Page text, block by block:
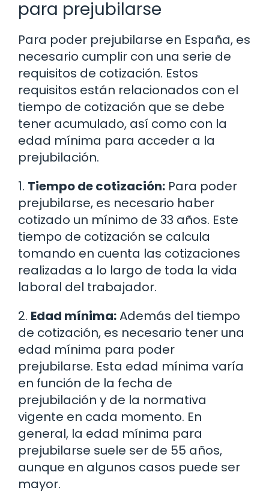
para prejubilarse
Para poder prejubilarse en España, es
necesario cumplir con una serie de
requisitos de cotización. Estos
requisitos están relacionados con el
tiempo de cotización que se debe
tener acumulado, así como con la
edad mínima para acceder a la
prejubilación.
1. Tiempo de cotización: Para poder
prejubilarse, es necesario haber
cotizado un mínimo de 33 años. Este
tiempo de cotización se calcula
tomando en cuenta las cotizaciones
realizadas a lo largo de toda la vida
laboral del trabajador.
2. Edad mínima:Además del tiempo
de cotización, es necesario tener una
edad mínima para poder
prejubilarse. Esta edad mínima varía
en función de la fecha de
prejubilación y de la normativa
vigente en cada momento. En
general, la edad mínima para
prejubilarse suele ser de 55 años,
aunque en algunos casos puede ser
mayor.